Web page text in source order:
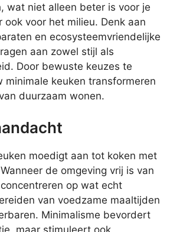
wat niet alleen beter is voor je
ook voor het milieu. Denk aan
en ecosysteemvriendelijke
aan zowel stijl als
Door bewuste keuzes te
minimale keuken transformeren
duurzaam wonen.
moedigt aan tot koken met
de omgeving vrij is van
op wat echt
van voedzame maaltijden
Minimalisme bevordert